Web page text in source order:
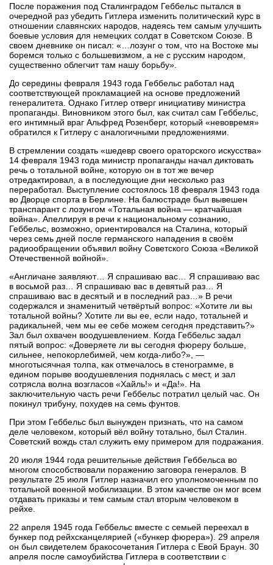
После поражения под Сталинградом Геббельс пытался в
очередной раз убедить Гитлера изменить политический курс в
отношении славянских народов, надеясь тем самым улучшить
боевые условия для немецких солдат в Советском Союзе. В
своем дневнике он писал: «…лозунг о том, что на Востоке мы
боремся только с большевизмом, а не с русским народом,
существенно облегчит там нашу борьбу».
До середины февраля 1943 года Геббельс работал над
соответствующей прокламацией на основе предложений
генералитета. Однако Гитлер отверг инициативу министра
пропаганды. Виновником этого был, как считал сам Геббельс,
его интимный враг Альфред Розенберг, который «невовремя»
обратился к Гитлеру с аналогичными предложениями.
В стремлении создать «шедевр своего ораторского искусства»
14 февраля 1943 года министр пропаганды начал диктовать
речь о тотальной войне, которую он в тот же вечер
отредактировал, а в последующие дни несколько раз
переработал. Выступление состоялось 18 февраля 1943 года
во Дворце спорта в Берлине. На балюстраде был вывешен
транспарант с лозунгом «Тотальная война — кратчайшая
война». Апеллируя в речи к национальному сознанию,
Геббельс, возможно, ориентировался на Сталина, который
через семь дней после германского нападения в своём
радиообращении объявил войну Советского Союза «Великой
Отечественной войной».
«Англичане заявляют… Я спрашиваю вас… Я спрашиваю вас
в восьмой раз… Я спрашиваю вас в девятый раз… Я
спрашиваю вас в десятый и в последний раз…» В речи
содержался и знаменитый четвёртый вопрос: «Хотите ли вы
тотальной войны? Хотите ли вы ее, если надо, тотальней и
радикальней, чем мы ее себе можем сегодня представить?»
Зал был охвачен воодушевлением. Когда Геббельс задал
пятый вопрос: «Доверяете ли вы сегодня фюреру больше,
сильнее, непокорлебимей, чем когда-либо?», —
многотысячная толпа, как отмечалось в стенограмме, в
едином порыве воодушевления поднялась с мест, и зал
сотрясла волна возгласов «Хайль!» и «Да!». На
заключительную часть речи Геббельс потратил целый час. Он
покинул трибуну, похудев на семь фунтов.
При этом Геббельс был вынужден признать, что на самом
деле человеком, который вёл войну тотально, был Сталин.
Советский вождь стал служить ему примером для подражания.
20 июля 1944 года решительные действия Геббельса во
многом способствовали поражению заговора генералов. В
результате 25 июля Гитлер назначил его уполномоченным по
тотальной военной мобилизации. В этом качестве он мог всем
отдавать приказы и тем самым стал вторым человеком в
рейхе.
22 апреля 1945 года Геббельс вместе с семьей переехал в
бункер под рейхсканцелярией («бункер фюрера»). 29 апреля
он был свидетелем бракосочетания Гитлера с Евой Браун. 30
апреля после самоубийства Гитлера в соответствии с